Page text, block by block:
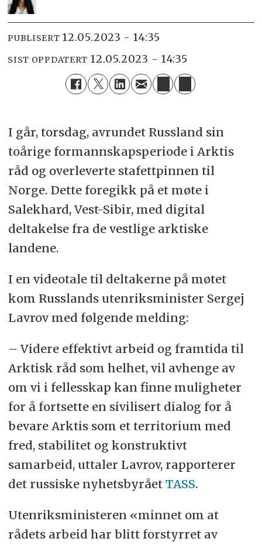
PUBLISERT 12.05.2023 - 14:35
SIST OPPDATERT 12.05.2023 - 14:35
I går, torsdag, avrundet Russland sin
toårige formannskapsperiode i Arktis
råd og overleverte stafettpinnen til
Norge. Dette foregikk på et møte i
Salekhard, Vest-Sibir, med digital
deltakelse fra de vestlige arktiske
landene.
I en videotale til deltakerne på møtet
kom Russlands utenriksminister Sergej
Lavrov med følgende melding:
– Videre effektivt arbeid og framtida til
Arktisk råd som helhet, vil avhenge av
om vi i fellesskap kan finne muligheter
for å fortsette en sivilisert dialog for å
bevare Arktis som et territorium med
fred, stabilitet og konstruktivt
samarbeid, uttaler Lavrov, rapporterer
det russiske nyhetsbyrået TASS.
Utenriksministeren «minnet om at
rådets arbeid har blitt forstyrret av